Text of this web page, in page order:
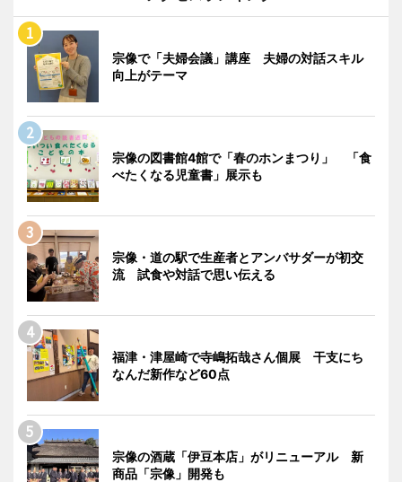
宗像で「夫婦会議」講座 夫婦の対話スキル
向上がテーマ
宗像の図書館4館で「春のホンまつり」 「食
べたくなる児童書」展示も
宗像・道の駅で生産者とアンバサダーが初交
流 試食や対話で思い伝える
福津・津屋崎で寺嶋拓哉さん個展 干支にち
なんだ新作など60点
宗像の酒蔵「伊豆本店」がリニューアル 新
商品「宗像」開発も